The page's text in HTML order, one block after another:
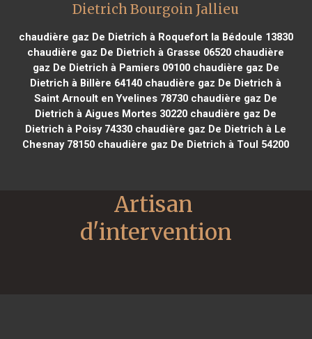
Dietrich Bourgoin Jallieu
chaudière gaz De Dietrich à Roquefort la Bédoule 13830
chaudière gaz De Dietrich à Grasse 06520 chaudière
gaz De Dietrich à Pamiers 09100chaudière gaz De
Dietrich à Billère 64140 chaudière gaz De Dietrich à
Saint Arnoult en Yvelines 78730 chaudière gaz De
Dietrich à Aigues Mortes 30220 chaudière gaz De
Dietrich à Poisy 74330 chaudière gaz De Dietrich à Le
Chesnay 78150 chaudière gaz De Dietrich à Toul 54200
Artisan
d'intervention